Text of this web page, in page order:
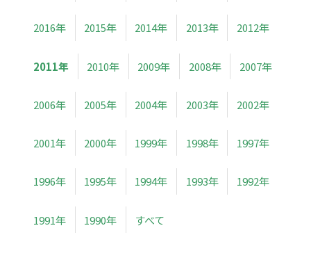
2016年 2015年 2014年 2013年 2012年
2011年 2010年 2009年 2008年 2007年
2006年 2005年 2004年 2003年 2002年
2001年 2000年 1999年 1998年 1997年
1996年 1995年 1994年 1993年 1992年
1991年 1990年 すべて